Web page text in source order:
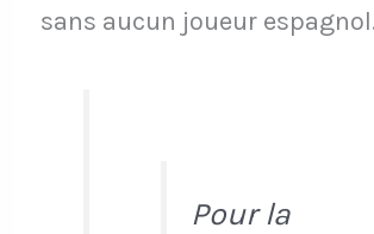
sans aucun joueur
Pour la